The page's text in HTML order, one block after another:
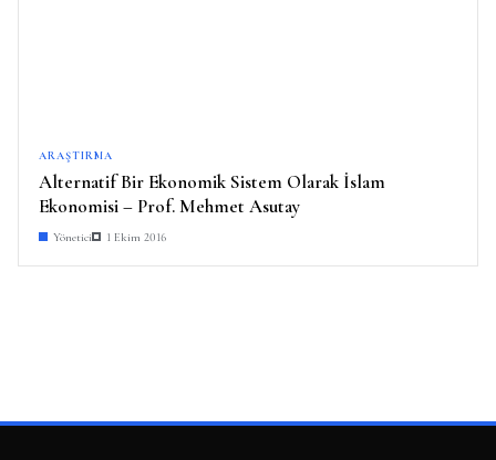
ARAŞTIRMA
Alternatif Bir Ekonomik Sistem Olarak İslam
Ekonomisi – Prof. Mehmet Asutay
Yönetici 1 Ekim 2016